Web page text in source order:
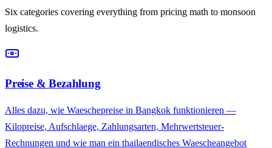
Six categories covering everything from pricing math to monsoon
logistics.
Preise & Bezahlung
Alles dazu, wie Waeschepreise in Bangkok funktionieren —
Kilopreise, Aufschlaege, Zahlungsarten, Mehrwertsteuer-
Rechnungen und wie man ein thailaendisches Waescheangebot